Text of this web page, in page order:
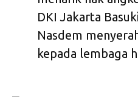
DKI Jakarta
Nasdem
kepada lembaga